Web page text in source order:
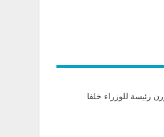
رئيسة للوزراء خلفا